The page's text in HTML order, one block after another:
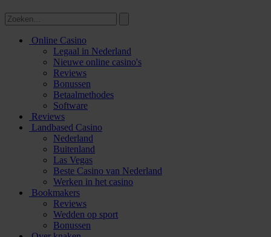
Online Casino
Legaal in Nederland
Nieuwe online casino's
Reviews
Bonussen
Betaalmethodes
Software
Reviews
Landbased Casino
Nederland
Buitenland
Las Vegas
Beste Casino van Nederland
Werken in het casino
Bookmakers
Reviews
Wedden op sport
Bonussen